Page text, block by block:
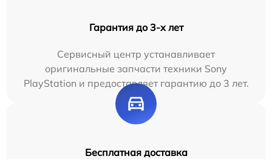
Гарантия до 3-х лет
Сервисный центр устанавливает
оригинальные запчасти техники Sony
PlayStation и предоставляет гарантию до 3 лет.
Бесплатная доставка